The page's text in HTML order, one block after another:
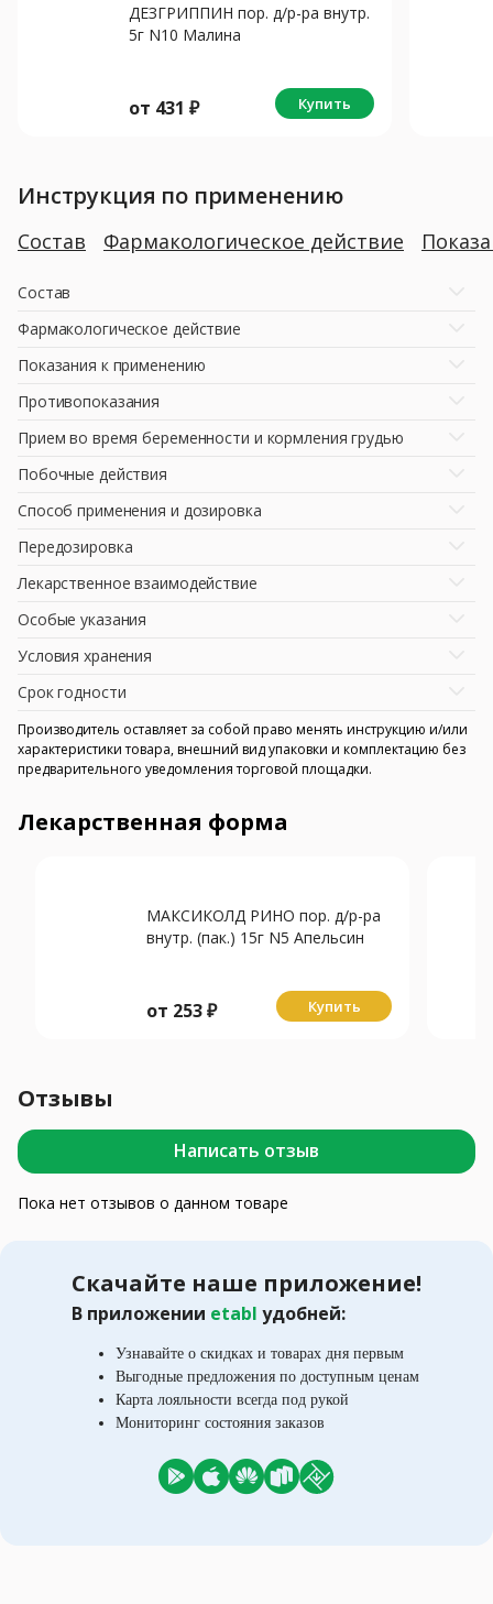
ДЕЗГРИППИН пор. д/р-ра внутр.
5г N10 Малина
от 431 ₽ Купить
Инструкция по применению
Состав Фармакологическое действие
Состав
Фармакологическое действие
Показания к применению
Противопоказания
Прием во время беременности и кормления грудью
Побочные действия
Способ применения и дозировка
Передозировка
Лекарственное взаимодействие
Особые указания
Условия хранения
Срок годности
Производитель оставляет за собой право менять инструкцию и/или
характеристики товара, внешний вид упаковки и комплектацию без
предварительного уведомления торговой площадки.
Лекарственная форма
МАКСИКОЛД РИНО пор. д/р-ра
внутр. (пак.) 15г N5 Апельсин
от 253₽ Купить
Отзывы
Написать отзыв
Пока нет отзывов о данном товаре
Скачайте наше приложение!
В приложении etabl удобней:
Узнавайте о скидках и товарах дня первым
Выгодные предложения по доступным ценам
Карта лояльности всегда под рукой
Мониторинг состояния заказов